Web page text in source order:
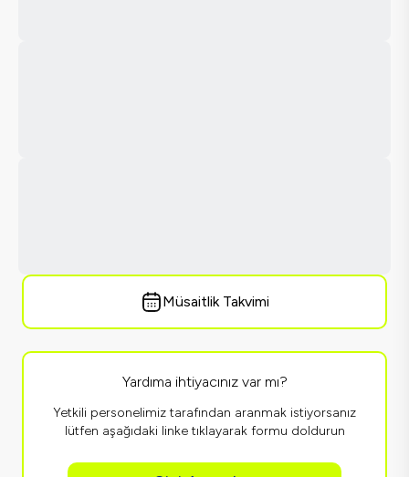
Müsaitlik Takvimi
Yardıma ihtiyacınız var mı?
Yetkili personelimiz tarafından aranmak istiyorsanız
lütfen aşağıdaki linke tıklayarak formu doldurun